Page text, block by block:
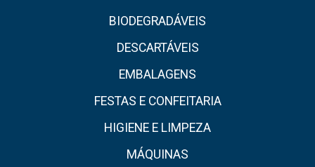
BIODEGRADÁVEIS
DESCARTÁVEIS
EMBALAGENS
FESTAS E CONFEITARIA
HIGIENE E LIMPEZA
MÁQUINAS